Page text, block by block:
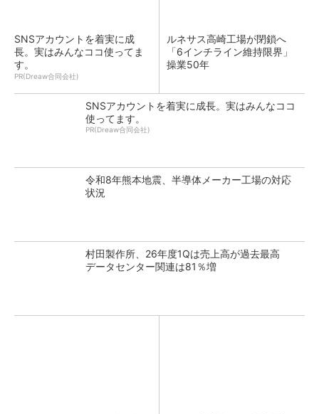
SNSアカウントを着実に成
長。実はみんなココ使ってま
す。
PR(Dreaw合同会社)
ルネサス高崎工場が閉鎖へ
「6インチライン維持限界」
操業50年
SNSアカウントを着実に成長。実はみんなココ
使ってます。
PR(Dreaw合同会社)
令和8年熊本地震、半導体メーカー工場の対応
状況
村田製作所、26年度1Qは売上高が過去最高
データセンター関連は81％増